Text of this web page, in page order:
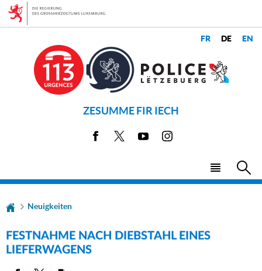
Zur
Navigation
Zum
Inhalt
ZESUMME FIR IECH
Facebook YoutubeInstagram
Haupt-
WECHSELN
Neuigkeiten
FESTNAHME NACH DIEBSTAHL EINES
LIEFERWAGENS